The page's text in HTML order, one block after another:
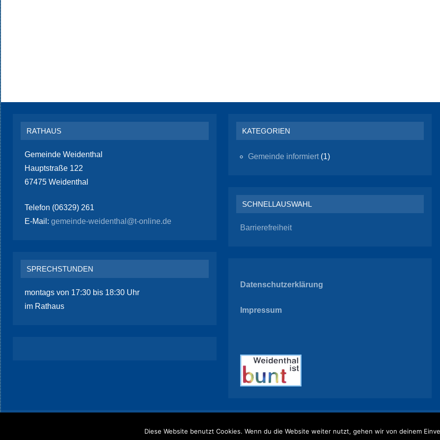
RATHAUS
Gemeinde Weidenthal
Hauptstraße 122
67475 Weidenthal
Telefon (06329) 261
E-Mail: gemeinde-weidenthal@t-online.de
SPRECHSTUNDEN
montags von 17:30 bis 18:30 Uhr
im Rathaus
KATEGORIEN
Gemeinde informiert(1)
SCHNELLAUSWAHL
Barrierefreiheit
Datenschutzerklärung
Impressum
Diese Website benutzt Cookies. Wenn du die Website weiter nutzt, gehen wir von deinem